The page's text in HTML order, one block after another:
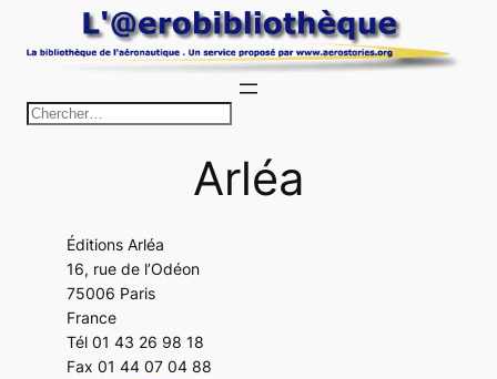
au
c
h
Arléa
Éditions Arléa
16, rue de l’Odéon
75006 Paris
France
Tél 01 43 26 98 18
Fax 01 44 07 04 88